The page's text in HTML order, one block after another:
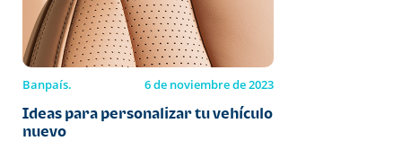
Banpaís. 6 de noviembre de 2023
Ideas para personalizar tu vehículo
nuevo